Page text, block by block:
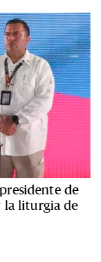
de
la liturgia de